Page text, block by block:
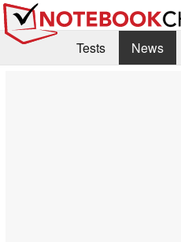
Tests News